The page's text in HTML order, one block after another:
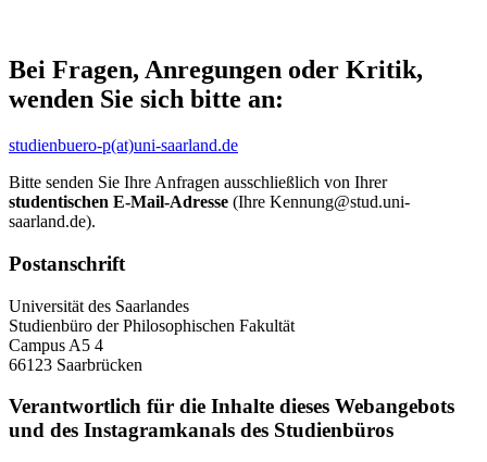
Bei Fragen, Anregungen oder Kritik,
wenden Sie sich bitte an:
studienbuero-p(at)uni-saarland.de
Bitte senden Sie Ihre Anfragen ausschließlich von Ihrer
studentischen E-Mail-Adresse (Ihre Kennung@stud.uni-
saarland.de).
Postanschrift
Universität des Saarlandes
Studienbüro der Philosophischen Fakultät
Campus A5 4
66123 Saarbrücken
Verantwortlich für die Inhalte dieses Webangebots
und des Instagramkanals des Studienbüros